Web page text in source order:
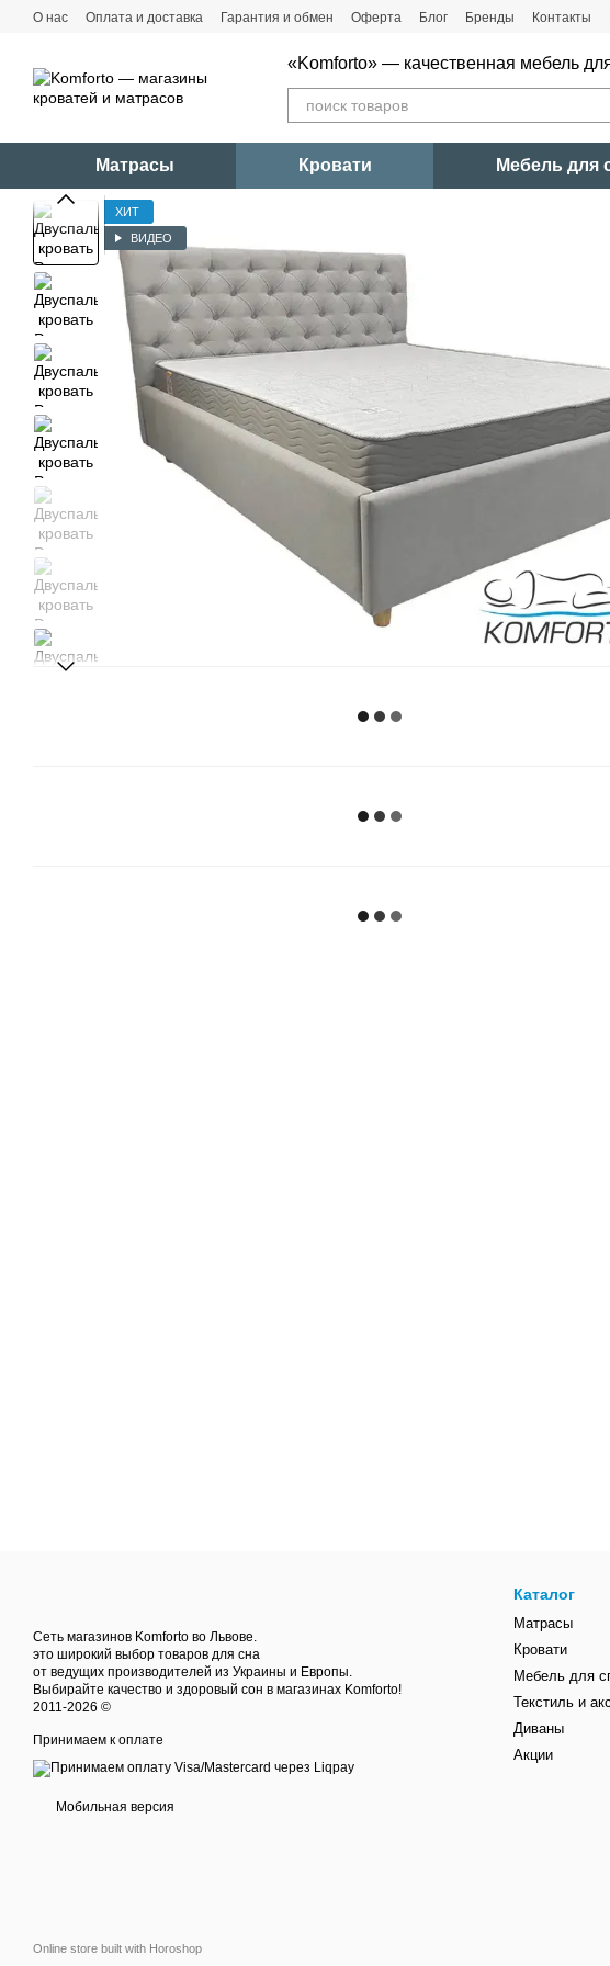
Перейти к основному контенту
О нас Оплата и доставка Гарантия и обмен Оферта Блог Бренды Контакты
«Komforto» — качественная мебель
Матрасы Кровати Мебель для
ХИТ
ВИДЕО
Сеть магазинов Komforto во Львове.
это широкий выбор товаров для сна
от ведущих производителей из Украины и Европы.
Выбирайте качество и здоровый сон в магазинах Komforto!
2011-2026 ©
Принимаем к оплате
Мобильная версия
Online store built with Horoshop
Каталог
Матрасы
Кровати
Мебель для
Текстиль и
Диваны
Акции